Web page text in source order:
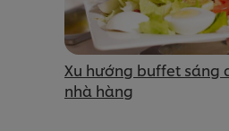
Xu hướng buffet sáng
nhà hàng